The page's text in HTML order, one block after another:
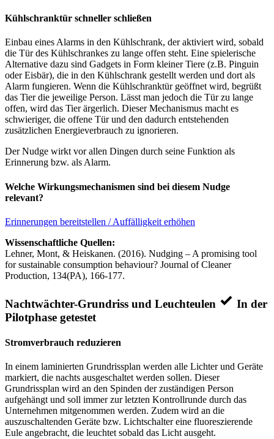
Kühlschranktür schneller schließen
Einbau eines Alarms in den Kühlschrank, der aktiviert wird, sobald
die Tür des Kühlschrankes zu lange offen steht. Eine spielerische
Alternative dazu sind Gadgets in Form kleiner Tiere (z.B. Pinguin
oder Eisbär), die in den Kühlschrank gestellt werden und dort als
Alarm fungieren. Wenn die Kühlschranktür geöffnet wird, begrüßt
das Tier die jeweilige Person. Lässt man jedoch die Tür zu lange
offen, wird das Tier ärgerlich. Dieser Mechanismus macht es
schwieriger, die offene Tür und den dadurch entstehenden
zusätzlichen Energieverbrauch zu ignorieren.
Der Nudge wirkt vor allen Dingen durch seine Funktion als
Erinnerung bzw. als Alarm.
Welche Wirkungsmechanismen sind bei diesem Nudge
relevant?
Erinnerungen bereitstellen / Auffälligkeit erhöhen
Wissenschaftliche Quellen:
Lehner, Mont, & Heiskanen. (2016). Nudging – A promising tool
for sustainable consumption behaviour? Journal of Cleaner
Production, 134(PA), 166-177.
Nachtwächter-Grundriss und Leuchteulen
In der
Pilotphase getestet
Stromverbrauch reduzieren
In einem laminierten Grundrissplan werden alle Lichter und Geräte
markiert, die nachts ausgeschaltet werden sollen. Dieser
Grundrissplan wird an den Spinden der zuständigen Person
aufgehängt und soll immer zur letzten Kontrollrunde durch das
Unternehmen mitgenommen werden. Zudem wird an die
auszuschaltenden Geräte bzw. Lichtschalter eine fluoreszierende
Eule angebracht, die leuchtet sobald das Licht ausgeht.